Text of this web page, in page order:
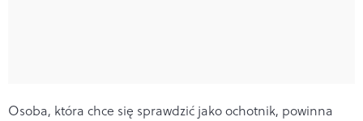
Osoba, która chce się sprawdzić jako ochotnik, powinna